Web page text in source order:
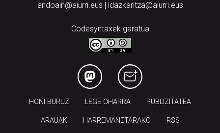
andoain@aiurri.eus | idazkaritza@aiurri.eus
Codesyntaxek garatua
HONI BURUZ LEGE OHARRA PUBLIZITATEA
ARAUAK HARREMANETARAKO RSS